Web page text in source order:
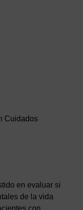
Cuidados
en evaluar si
de la vida
con